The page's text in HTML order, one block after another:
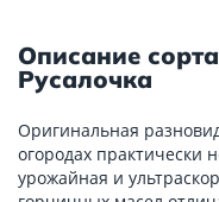
Описание
Русалочка
Оригинальная
огородах практически
урожайная и